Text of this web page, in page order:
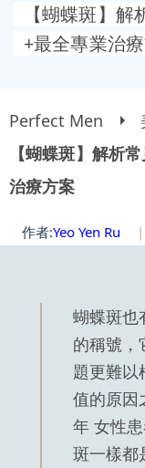
【蝴蝶斑】
+最全專業治
Perfect Men
【蝴蝶斑】解析
治療方案
作者:Yeo Yen Ru |
蝴蝶斑也
的稱號，
題更難以
值的原因
年 女性
斑一樣都